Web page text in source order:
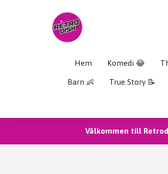
Hem Komedi 😂
Barn 👶 True Story 📝
Välkommen till